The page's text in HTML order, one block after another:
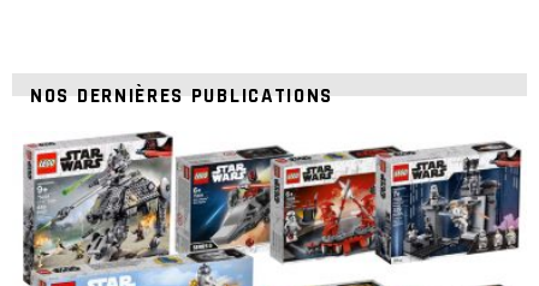
NOS DERNIÈRES PUBLICATIONS